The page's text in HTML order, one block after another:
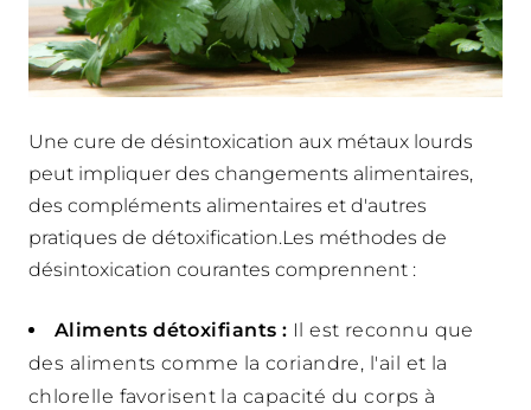
Une cure de désintoxication aux métaux lourds
peut impliquer des changements alimentaires,
des compléments alimentaires et d'autres
pratiques de détoxification.Les méthodes de
désintoxication courantes comprennent :
Aliments détoxifiants : Il est reconnu que
des aliments comme la coriandre, l'ail et la
chlorelle favorisent la capacité du corps à